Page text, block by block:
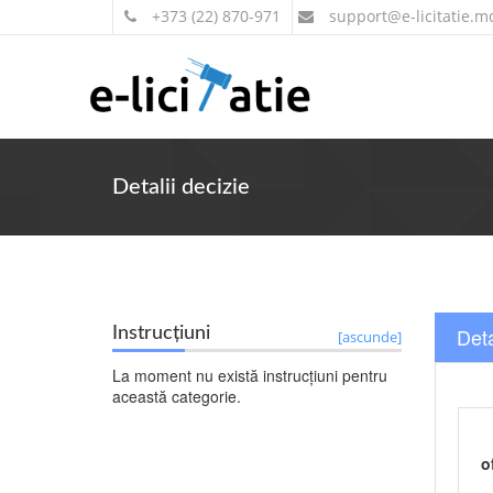
+373 (22) 870-971 support@e-
Detalii decizie
Instrucțiuni [ascunde]
La moment nu există instrucțiuni pentru
această categorie.